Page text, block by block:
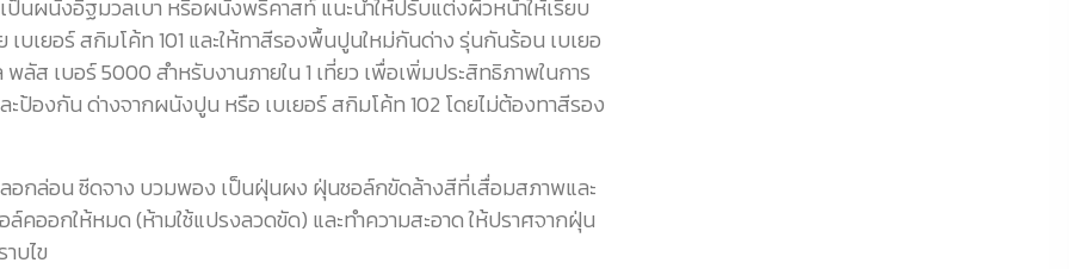
นผนังอิฐมวลเบา หรือผนังพรีคาสท์ แนะนำให้ปรับแต่งผิวหน้าให้เรียบ
เบเยอร์ สกิมโค้ท 101 และให้ทาสีรองพื้นปูนใหม่กันด่าง รุ่นกันร้อน เบเยอ
ลัส เบอร์ 5000 สำหรับงานภายใน 1 เที่ยว เพื่อเพิ่มประสิทธิภาพในการ
ะป้องกัน ด่างจากผนังปูน หรือ เบเยอร์ สกิมโค้ท 102 โดยไม่ต้องทาสีรอง
กล่อน ซีดจาง บวมพอง เป็นฝุ่นผง ฝุ่นชอล์กขัดล้างสีที่เสื่อมสภาพและ
คออกให้หมด (ห้ามใช้แปรงลวดขัด) และทำความสะอาด ให้ปราศจากฝุ่น
บไข